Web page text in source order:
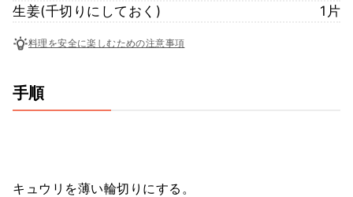
生姜(千切りにしておく)
1片
料理を安全に楽しむための注意事項
手順
キュウリを薄い輪切りにする。